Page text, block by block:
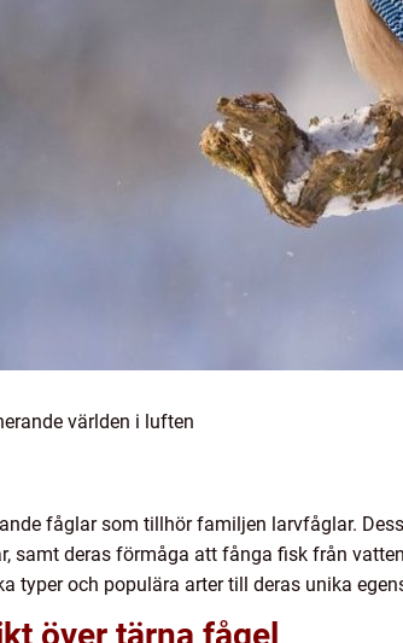
världen i luften
fåglar som tillhör familjen larvfåglar.
samt deras förmåga att fånga fisk från
typer och populära arter till deras unika